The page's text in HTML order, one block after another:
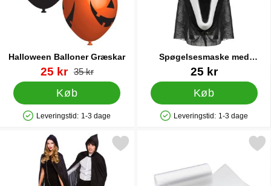
Halloween Balloner Græskar
Varenr 24201
pris
25 kr pris
35 kr
Køb
Produkttilgængelighed: På lager
Leveringstid: 1-3 dage
Spøgelsesmaske med
Stofbagside
Varenr 8853625 kr
Køb
Produkttilgængelighed: På lager
Leveringstid: 1-3 dage
Markér sort Kappe med Hætte som favorit
Markér patisse